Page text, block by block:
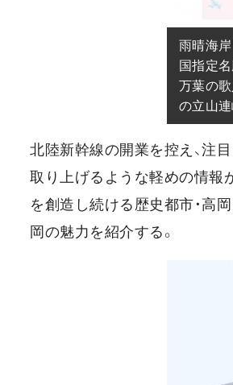
雨晴海岸
国指定
万葉の歌
の立山
北陸新幹線の開業を控え、注
取り上げるような軽めの情報
を創造し続ける歴史都市・高
岡の魅力を紹介する。